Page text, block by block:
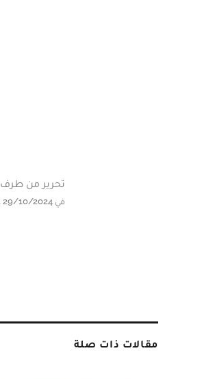
تحرير من طرف
في 29/10/2024 على الساعة 08:00, تحديث بتاريخ 29/10/2024 على الساعة 08:00
مقالات ذات صلة